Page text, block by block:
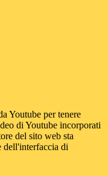
Youtube per tenere
di Youtube incorporati
del sito web sta
dell'interfaccia di